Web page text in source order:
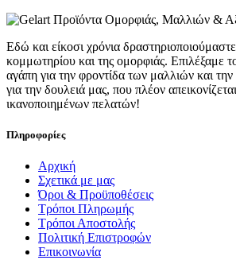
Εδώ και είκοσι χρόνια
κομμωτηρίου και της ομορφιάς. Επιλέξαμε
αγάπη για την φροντίδα των μαλλιών και
για την δουλειά μας, που πλέον
ικανοποιημένων πελατών!
Πληροφορίες
Αρχική
Σχετικά με μας
Όροι & Προϋποθέσεις
Τρόποι Πληρωμής
Τρόποι Αποστολής
Πολιτική Επιστροφών
Επικοινωνία